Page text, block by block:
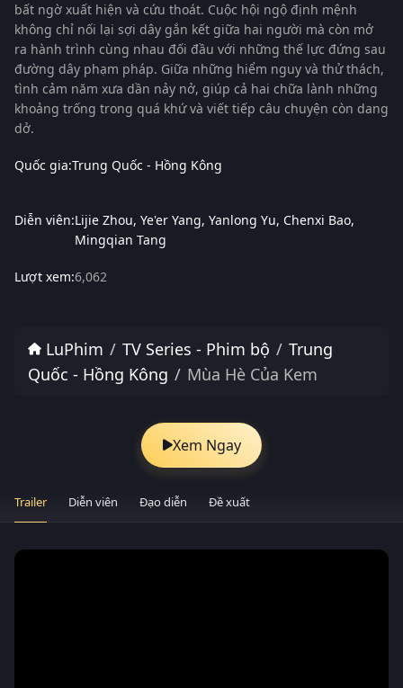
bất ngờ xuất hiện và cứu thoát. Cuộc hội ngộ định mệnh
không chỉ nối lại sợi dây gắn kết giữa hai người mà còn mở
ra hành trình cùng nhau đối đầu với những thế lực đứng sau
đường dây phạm pháp. Giữa những hiểm nguy và thử thách,
tình cảm năm xưa dần nảy nở, giúp cả hai chữa lành những
khoảng trống trong quá khứ và viết tiếp câu chuyện còn dang
dở.
Quốc gia:Trung Quốc - Hồng Kông
Diễn viên:Lijie Zhou Ye'er Yang Yanlong Yu Chenxi Bao
Mingqian Tang
Lượt xem:6,062
LuPhim TV Series - Phim bộ
Trung
Quốc - Hồng Kông
Mùa Hè Của Kem
Xem Ngay
Trailer Diễn viên Đạo diễn Đề xuất